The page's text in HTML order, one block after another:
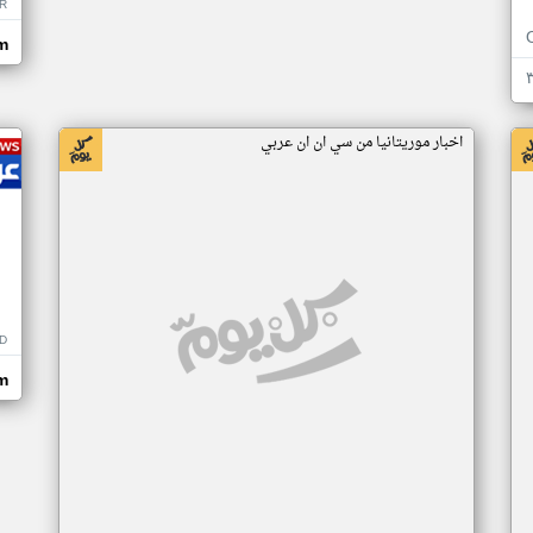
اخبار موريتانيا من سي ان ان عربي